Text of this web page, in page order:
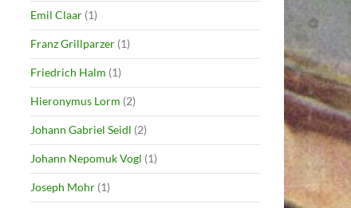
Emil Claar (1)
Franz Grillparzer (1)
Friedrich Halm (1)
Hieronymus Lorm (2)
Johann Gabriel Seidl (2)
Johann Nepomuk Vogl (1)
Joseph Mohr (1)